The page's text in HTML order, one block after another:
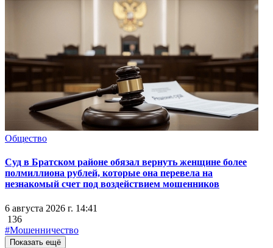
Общество
Суд в Братском районе обязал вернуть женщине более
полмиллиона рублей, которые она перевела на
незнакомый счет под воздействием мошенников
6 августа 2026 г. 14:41
136
#Мошенничество
Показать ещё